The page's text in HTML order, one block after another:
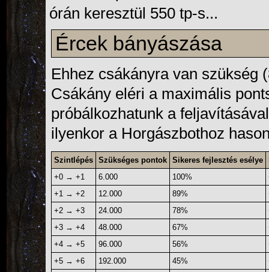
órán keresztül 550 tp-s...
Ércek bányászása
Ehhez csákányra van szükség
Csákány eléri a maximális
próbálkozhatunk a
ilyenkor a Horgászbothoz
Szintlépés Szükséges pontok Sikeres fejlesztés esélye
+0 → +1
6.000 100%
+1 → +2
12.000 89%
+2 → +3
24.000 78%
+3 → +4
48.000 67%
+4 → +5
96.000 56%
+5 → +6
192.000 45%